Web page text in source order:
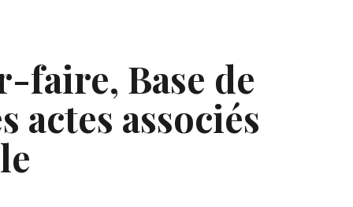
faire, Base de
actes associés